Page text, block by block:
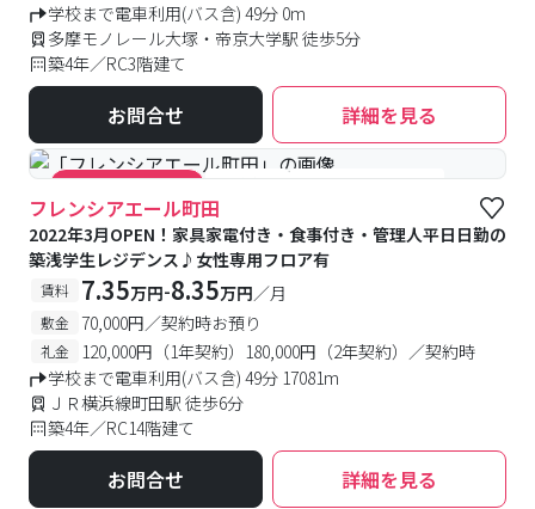
学校まで電車利用(バス含) 49分 0m
多摩モノレール大塚・帝京大学駅 徒歩5分
築4年／RC3階建て
お問合せ 詳細を見る
#キャンペーン実施中 #食事付き #女性専用フロアあり
フレンシアエール町田
2022年3月OPEN！家具家電付き・食事付き・管理人平日日勤の
築浅学生レジデンス♪女性専用フロア有
賃料 7.35万円-8.35万円／月
敷金 70,000円／契約時お預り
礼金
120,000円（1年契約）180,000円（2年契約）／契約時
学校まで電車利用(バス含) 49分 17081m
ＪＲ横浜線町田駅 徒歩6分
築4年／RC14階建て
お問合せ 詳細を見る